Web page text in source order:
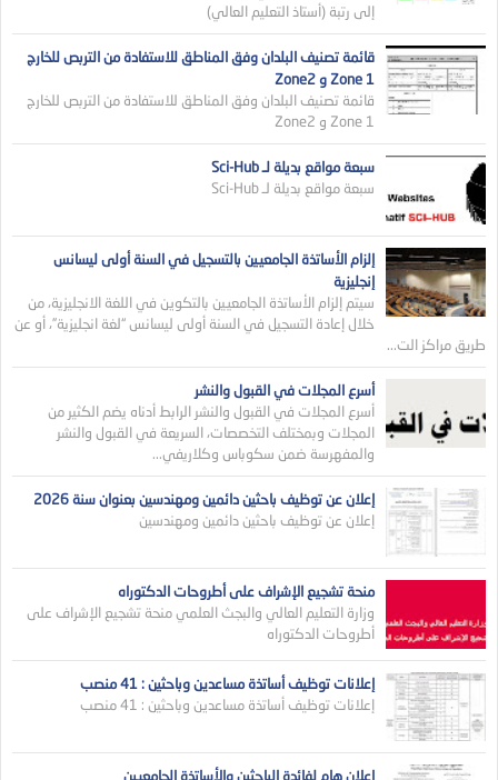
إلى رتبة (أستاذ التعليم العالي)
قائمة تصنيف البلدان وفق المناطق للاستفادة من التربص للخارج
Zone 1 و Zone2
قائمة تصنيف البلدان وفق المناطق للاستفادة من التربص للخارج
Zone 1 و Zone2
سبعة مواقع بديلة لـ Sci-Hub
سبعة مواقع بديلة لـ Sci-Hub
إلزام الأساتذة الجامعيين بالتسجيل في السنة أولى ليسانس
إنجليزية
سيتم إلزام الأساتذة الجامعيين بالتكوين في اللغة الانجليزية، من
خلال إعادة التسجيل في السنة أولى ليسانس “لغة انجليزية”، أو عن
طريق مراكز الت...
أسرع المجلات في القبول والنشر
أسرع المجلات في القبول والنشر الرابط أدناه يضم الكثير من
المجلات وبمختلف التخصصات، السريعة في القبول والنشر
والمفهرسة ضمن سكوباس وكلاريفي...
إعلان عن توظيف باحثين دائمين ومهندسين بعنوان سنة 2026
إعلان عن توظيف باحثين دائمين ومهندسين
منحة تشجيع الإشراف على أطروحات الدكتوراه
وزارة التعليم العالي والبجث العلمي منحة تشجيع الإشراف على
أطروحات الدكتوراه
إعلانات توظيف أساتذة مساعدين وباحثين : 41 منصب
إعلانات توظيف أساتذة مساعدين وباحثين : 41 منصب
إعلان هام لفائدة الباحثين والأساتذة الجامعيين